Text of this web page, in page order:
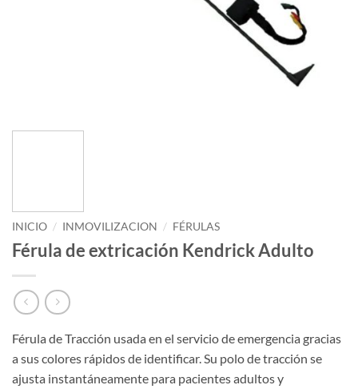
INICIO / INMOVILIZACION / FÉRULAS
Férula de extricación Kendrick Adulto
Férula de Tracción usada en el servicio de emergencia gracias
a sus colores rápidos de identificar. Su polo de tracción se
ajusta instantáneamente para pacientes adultos y